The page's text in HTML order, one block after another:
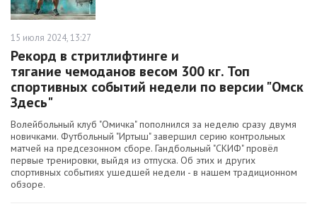
15 июля 2024, 13:27
Рекорд в стритлифтинге и
тягание чемоданов весом 300 кг. Топ
спортивных событий недели по версии "Омск
Здесь"
Волейбольный клуб "Омичка" пополнился за неделю сразу двумя
новичками. Футбольный "Иртыш" завершил серию контрольных
матчей на предсезонном сборе. Гандбольный "СКИФ" провёл
первые тренировки, выйдя из отпуска. Об этих и других
спортивных событиях ушедшей недели - в нашем традиционном
обзоре.